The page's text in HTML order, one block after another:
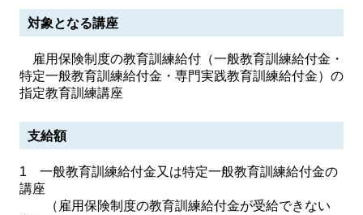
対象となる講座
雇用保険制度の教育訓練給付（一般教育訓練給付金・
特定一般教育訓練給付金・専門実践教育訓練給付金）の
指定教育訓練講座
支給額
1 一般教育訓練給付金又は特定一般教育訓練給付金の
講座
（雇用保険制度の教育訓練給付金が受給できない